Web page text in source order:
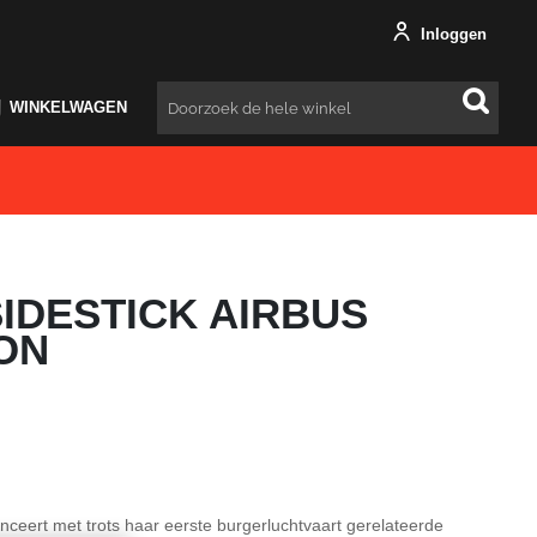
Inloggen
WINKELWAGEN Zoeken
AIRBUS
met trots haar eerste burgerluchtvaart gerelateerde